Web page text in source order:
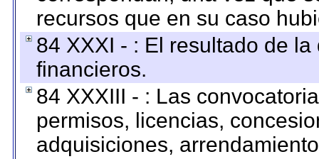
recursos que en su caso
84 XXXI - : El resultado de
financieros.
84 XXXIII - : Las
permisos, licencias,
adquisiciones,